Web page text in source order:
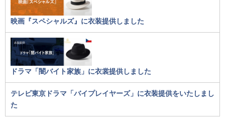
映画『スペシャルズ』に衣装提供しました
ドラマ「闇バイト家族」に衣裳提供しました
テレビ東京ドラマ「バイプレイヤーズ」に衣装提供をいたしまし
た